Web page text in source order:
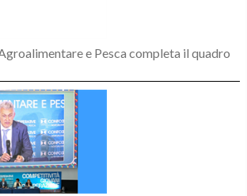
e Pesca completa il quadro